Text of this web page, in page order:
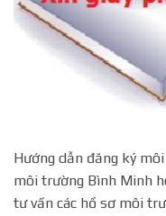
Hướng dẫn đăng ký
môi trường Bình Minh
tư vấn các hồ sơ môi